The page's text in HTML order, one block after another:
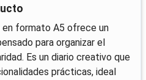
en formato A5 ofrece un
para organizar el
Es un diario creativo que
prácticas, ideal